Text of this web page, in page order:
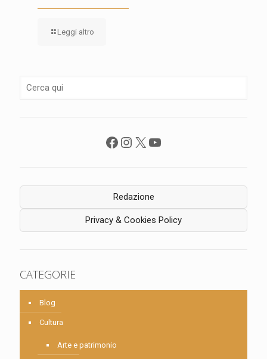
Leggi altro
Facebook
Instagram
X YouTube
Redazione
Privacy & Cookies Policy
CATEGORIE
Blog
Cultura
Arte e patrimonio